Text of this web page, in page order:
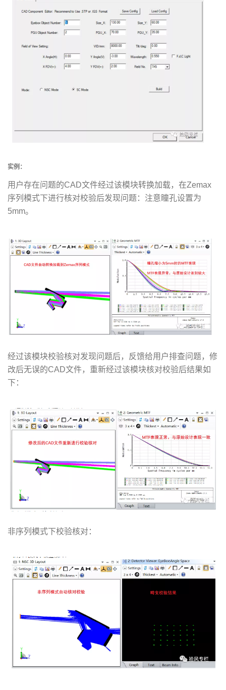
实例：
用户存在问题的CAD文件经过该模块转换加载，在Zemax
序列模式下进行核对校验后发现问题：注意瞳孔设置为
5mm。
经过该模块校验核对发现问题后，反馈给用户排查问题，修
改后无误的CAD文件，重新经过该模块核对校验后结果如
下：
非序列模式下校验核对：